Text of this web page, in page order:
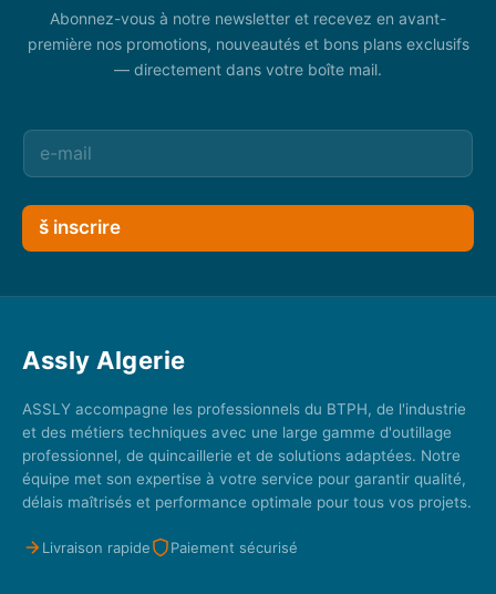
Abonnez-vous à notre newsletter et recevez en avant-
première nos promotions, nouveautés et bons plans exclusifs
— directement dans votre boîte mail.
š inscrire
Assly Algerie
ASSLY accompagne les professionnels du BTPH, de l'industrie
et des métiers techniques avec une large gamme d'outillage
professionnel, de quincaillerie et de solutions adaptées. Notre
équipe met son expertise à votre service pour garantir qualité,
délais maîtrisés et performance optimale pour tous vos projets.
Livraison rapide Paiement sécurisé